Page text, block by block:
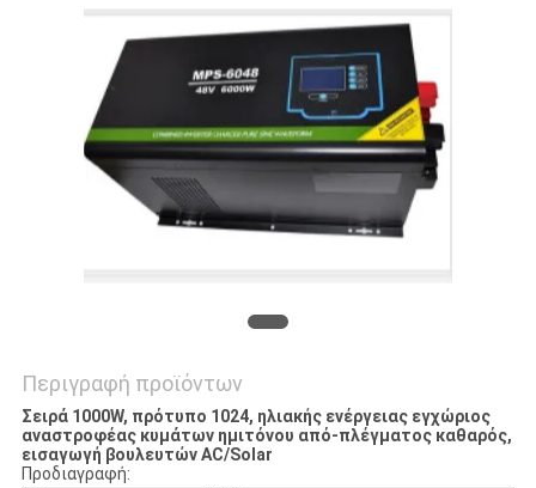
Περιγραφή προϊόντων
Σειρά 1000W, πρότυπο 1024, ηλιακής ενέργειας εγχώριος
αναστροφέας κυμάτων ημιτόνου από-πλέγματος καθαρός,
εισαγωγή βουλευτών AC/Solar
Προδιαγραφή: